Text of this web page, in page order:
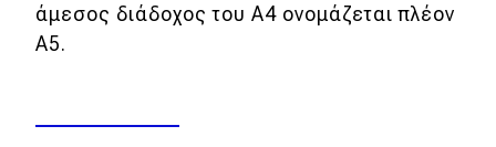
Eco
Τεχνολογία
άμεσος διάδοχος του A4 ονομάζεται πλέον
A5.